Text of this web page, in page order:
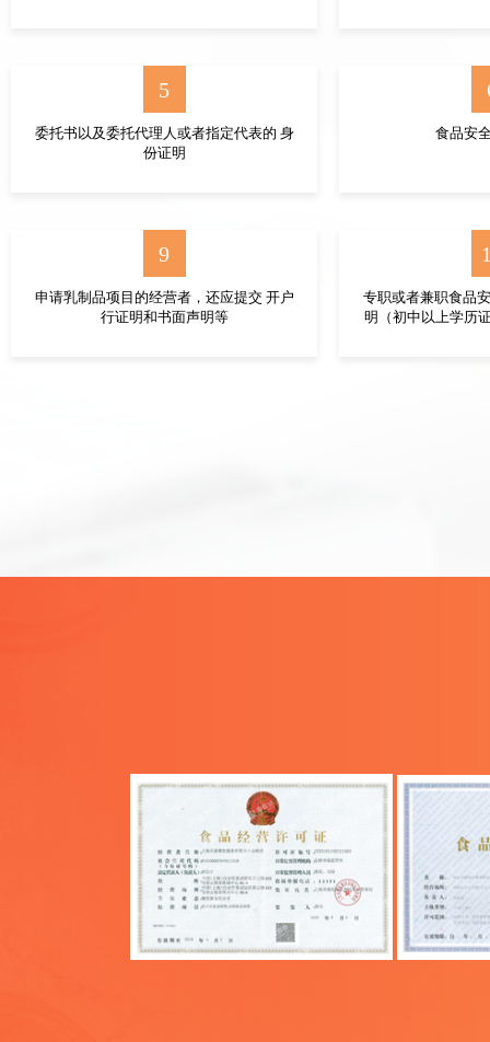
5
委托书以及委托代理人或者指定代表的 身
份证明
食品安
9
申请乳制品项目的经营者，还应提交 开户
行证明和书面声明等
专职或者兼职食品
明（初中以上学历